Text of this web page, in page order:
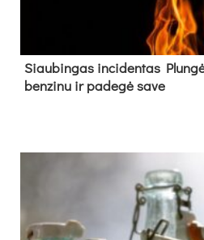
Siau­bin­gas in­ci­den­tas
ben­zi­nu ir pa­de­gė sa­ve